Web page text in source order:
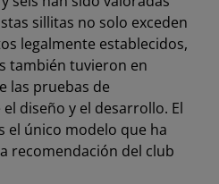
sillitas no solo exceden
legalmente establecidos,
también tuvieron en
las pruebas de
diseño y el desarrollo. El
el único modelo que ha
recomendación del club